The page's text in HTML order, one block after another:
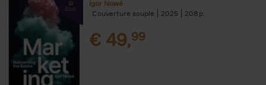
Igor Nowé
Couverture souple
2025 208
€ 49,99